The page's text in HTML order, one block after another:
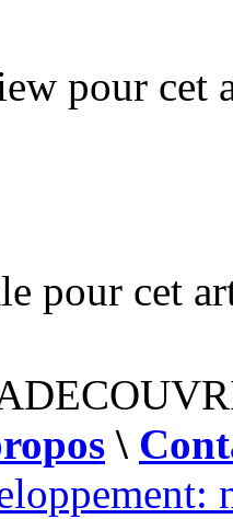
pour cet
pour cet
\